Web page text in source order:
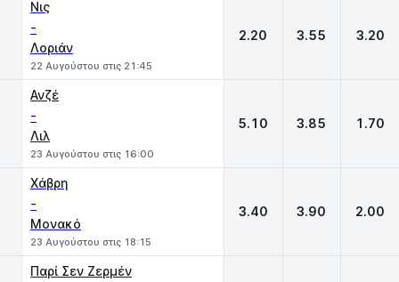
Νις
-
Λοριάν
22 Αυγούστου στις 21:45
2.20 3.55 3.20
Ανζέ
-
Λιλ
23 Αυγούστου στις 16:00
5.10 3.85 1.70
Χάβρη
-
Μονακό
23 Αυγούστου στις 18:15
3.40 3.90 2.00
Παρί Σεν Ζερμέν